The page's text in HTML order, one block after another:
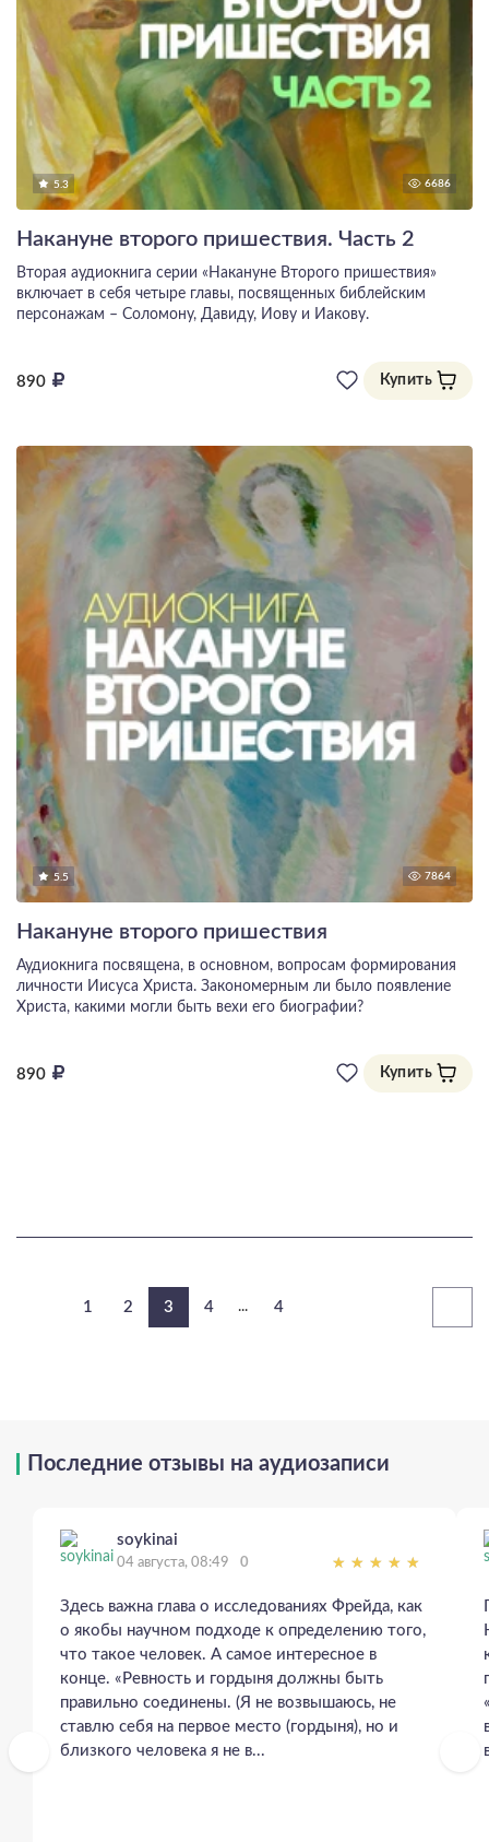
5.3 6686
Накануне второго пришествия. Часть 2
Вторая аудиокнига серии «Накануне Второго пришествия»
включает в себя четыре главы, посвященных библейским
персонажам – Соломону, Давиду, Иову и Иакову.
890 Купить
5.5 7864
Накануне второго пришествия
Аудиокнига посвящена, в основном, вопросам формирования
личности Иисуса Христа. Закономерным ли было появление
Христа, какими могли быть вехи его биографии?
890 Купить
1 2 3 4 ... 4
Последние отзывы на аудиозаписи
soykinai
04 августа, 08:49 0
Здесь важна глава о исследованиях Фрейда, как
о якобы научном подходе к определению того,
что такое человек. А самое интересное в
конце. «Ревность и гордыня должны быть
правильно соединены. (Я не возвышаюсь, не
ставлю себя на первое место (гордыня), но и
близкого человека я не в...